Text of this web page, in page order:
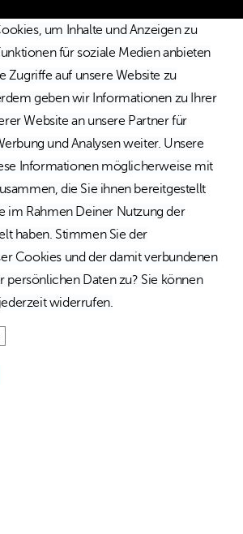
um Inhalte und Anzeigen zu
für soziale Medien anbieten
Zugriffe auf unsere Website zu
geben wir Informationen zu Ihrer
Website an unsere Partner für
und Analysen weiter. Unsere
Informationen möglicherweise mit
die Sie ihnen bereitgestellt
im Rahmen Deiner Nutzung der
haben. Stimmen Sie der
Cookies und der damit verbundenen
persönlichen Daten zu? Sie können
widerrufen.